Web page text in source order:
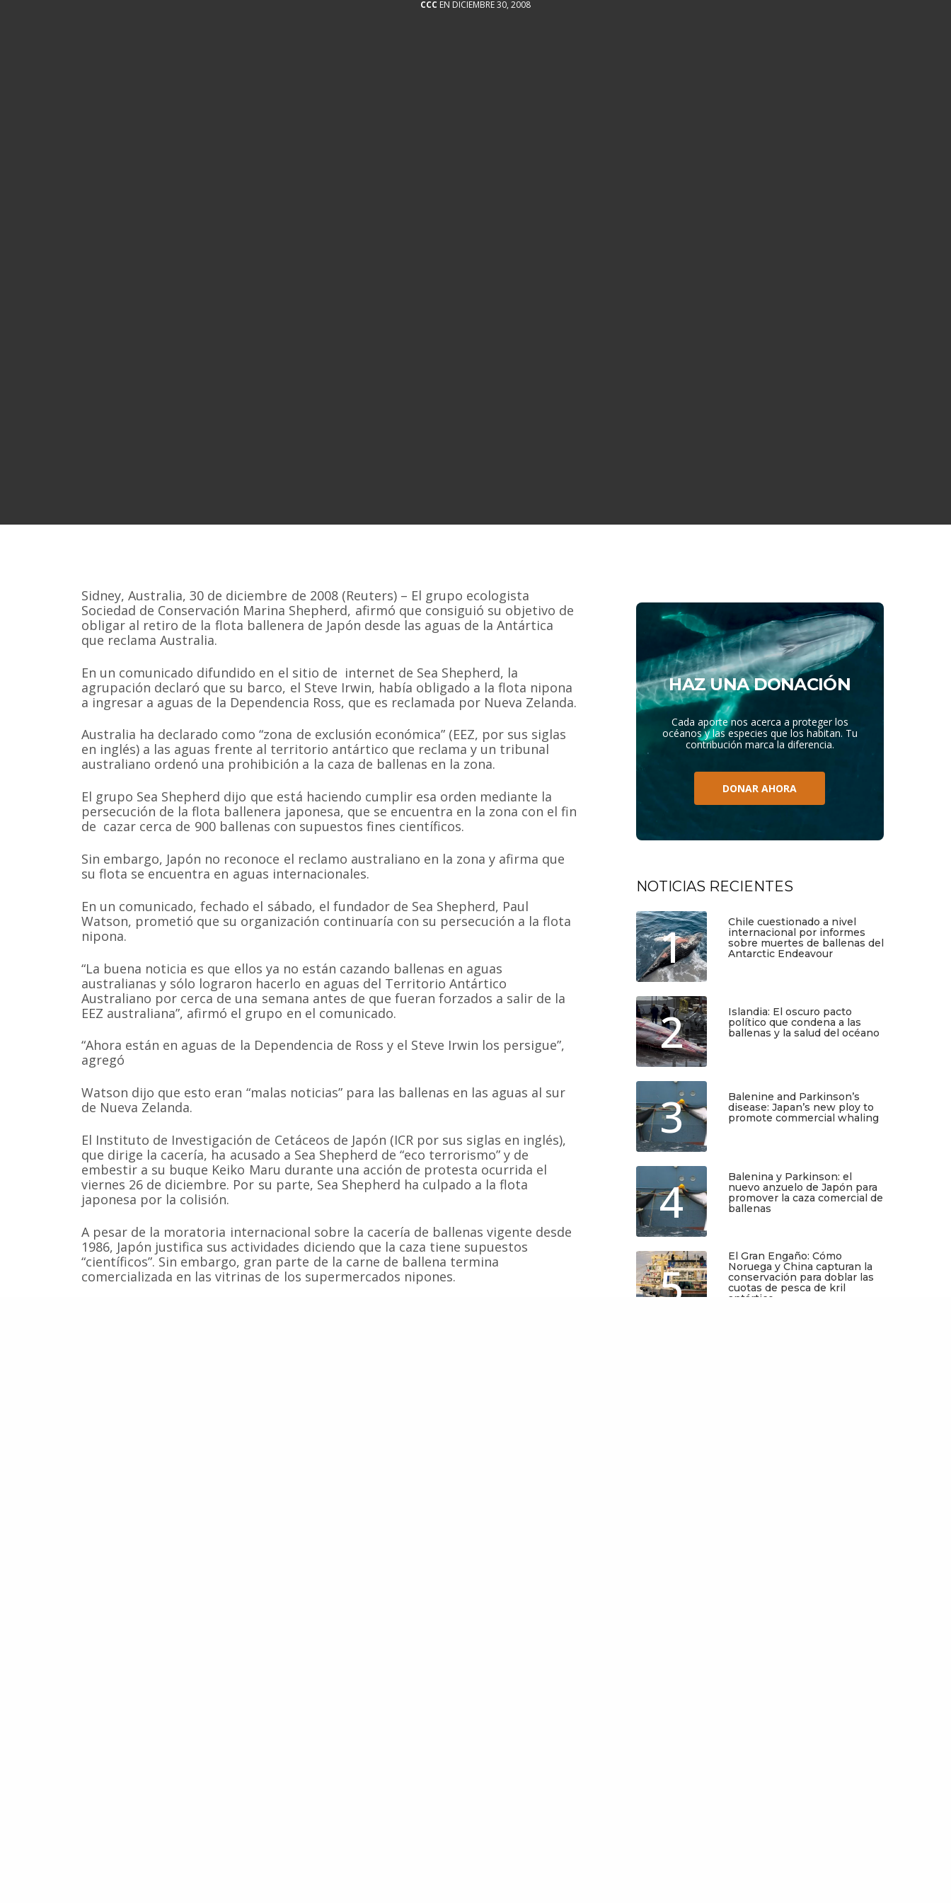
CCC EN DICIEMBRE 30, 2008
Sidney, Australia, 30 de diciembre de 2008 (Reuters) – El grupo ecologista
Sociedad de Conservación Marina Shepherd, afirmó que consiguió su objetivo de
obligar al retiro de la flota ballenera de Japón desde las aguas de la Antártica
que reclama Australia.
En un comunicado difundido en el sitio de internet de Sea Shepherd, la
agrupación declaró que su barco, el Steve Irwin, había obligado a la flota nipona
a ingresar a aguas de la Dependencia Ross, que es reclamada por Nueva Zelanda.
Australia ha declarado como “zona de exclusión económica” (EEZ, por sus siglas
en inglés) a las aguas frente al territorio antártico que reclama y un tribunal
australiano ordenó una prohibición a la caza de ballenas en la zona.
El grupo Sea Shepherd dijo que está haciendo cumplir esa orden mediante la
persecución de la flota ballenera japonesa, que se encuentra en la zona con el fin
de cazar cerca de 900 ballenas con supuestos fines científicos.
Sin embargo, Japón no reconoce el reclamo australiano en la zona y afirma que
su flota se encuentra en aguas internacionales.
En un comunicado, fechado el sábado, el fundador de Sea Shepherd, Paul
Watson, prometió que su organización continuaría con su persecución a la flota
nipona.
“La buena noticia es que ellos ya no están cazando ballenas en aguas
australianas y sólo lograron hacerlo en aguas del Territorio Antártico
Australiano por cerca de una semana antes de que fueran forzados a salir de la
EEZ australiana”, afirmó el grupo en el comunicado.
“Ahora están en aguas de la Dependencia de Ross y el Steve Irwin los persigue”,
agregó
Watson dijo que esto eran “malas noticias” para las ballenas en las aguas al sur
de Nueva Zelanda.
El Instituto de Investigación de Cetáceos de Japón (ICR por sus siglas en inglés),
que dirige la cacería, ha acusado a Sea Shepherd de “eco terrorismo” y de
embestir a su buque Keiko Maru durante una acción de protesta ocurrida el
viernes 26 de diciembre. Por su parte, Sea Shepherd ha culpado a la flota
japonesa por la colisión.
A pesar de la moratoria internacional sobre la cacería de ballenas vigente desde
1986, Japón justifica sus actividades diciendo que la caza tiene supuestos
“científicos”. Sin embargo, gran parte de la carne de ballena termina
comercializada en las vitrinas de los supermercados nipones.
HAZ UNA DONACIÓN
Cada aporte nos acerca a proteger los
océanos y las especies que los habitan. Tu
contribución marca la diferencia.
DONAR AHORA
NOTICIAS RECIENTES
1
Chile cuestionado a nivel
internacional por informes
sobre muertes de ballenas del
Antarctic Endeavour
2
Islandia: El oscuro pacto
político que condena a las
ballenas y la salud del océano
3
Balenine and Parkinson’s
disease: Japan’s new ploy to
promote commercial whaling
4
Balenina y Parkinson: el
nuevo anzuelo de Japón para
promover la caza comercial de
ballenas
5
El Gran Engaño: Cómo
Noruega y China capturan la
conservación para doblar las
cuotas de pesca de kril
antártico
Somos una organización no gubernamental chilena y sin fines de
cetáceos y sus ecosistemas acuáticos en Chile y el Hemisferio Sur.
Correo: Casilla 19178, Lo Castillo, Vitacura, Santiago de Chile.
Fono-fax: (56 2) 228 2910
MAPA DEL SITIO
Inicio
Noticias
Documentos
Contacto
Regístrate y recibirás gratis en tu
correo nuestra Guía de Identificación
de Pequeños Cetáceos de Chile, así
como nuestro boletín de novedades y
noticias cada mes.
Quiero Suscribirme
© 2020Estudio Ajolote| Todos los derechos reservados.